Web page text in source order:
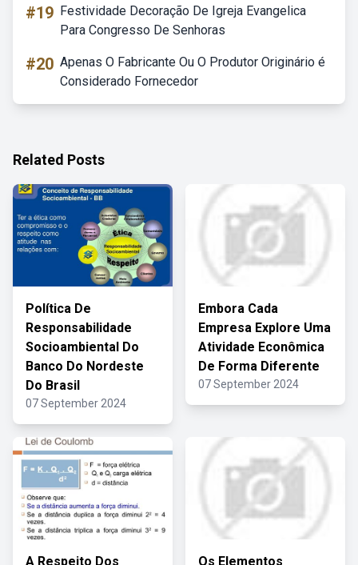
#19 Festividade Decoração De Igreja Evangelica
Para Congresso De Senhoras
#20 Apenas O Fabricante Ou O Produtor Originário é
Considerado Fornecedor
Related Posts
Política De
Responsabilidade
Socioambiental Do
Banco Do Nordeste
Do Brasil
07 September 2024
Embora Cada
Empresa Explore Uma
Atividade Econômica
De Forma Diferente
07 September 2024
A Respeito Dos Os Elementos